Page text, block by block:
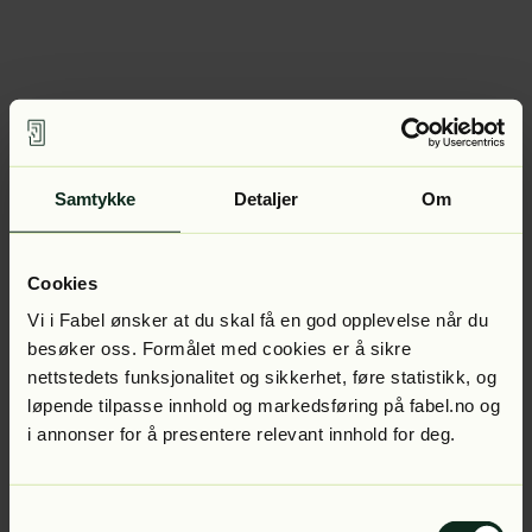
Samtykke Detaljer Om
Cookies
Vi i Fabel ønsker at du skal få en god opplevelse når du
besøker oss. Formålet med cookies er å sikre
nettstedets funksjonalitet og sikkerhet, føre statistikk, og
løpende tilpasse innhold og markedsføring på fabel.no og
i annonser for å presentere relevant innhold for deg.